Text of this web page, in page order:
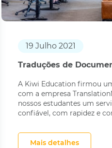
19 Julho 2021
Traduções de
A Kiwi Education firmou
com a empresa
nossos estudantes um
confiável, com rapidez e
Mais detalhes